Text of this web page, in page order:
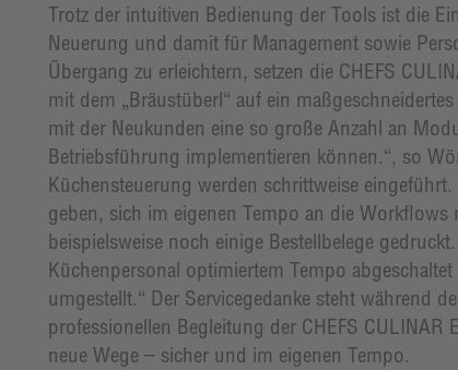
Trotz der intuitiven Bedienung der Tools ist die
Neuerung und damit für Management sowie
Übergang zu erleichtern, setzen die CHEFS
mit dem „Bräustüberl“ auf ein
mit der Neukunden eine so große Anzahl an
Betriebsführung implementieren können.“, so
Küchensteuerung werden schrittweise
geben, sich im eigenen Tempo an die
beispielsweise noch einige Bestellbelege
Küchenpersonal optimiertem Tempo
umgestellt.“ Der Servicegedanke steht während
professionellen Begleitung der CHEFS
neue Wege – sicher und im eigenen Tempo.